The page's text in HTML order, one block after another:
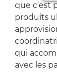
que c’est
produits
qui
avec les